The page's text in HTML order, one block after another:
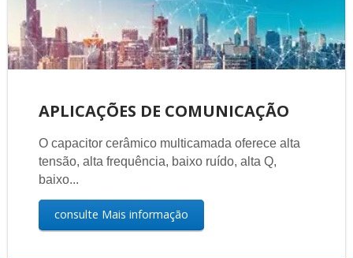
APLICAÇÕES DE COMUNICAÇÃO
O capacitor cerâmico multicamada oferece alta
tensão, alta frequência, baixo ruído, alta Q,
baixo...
consulte Mais informação